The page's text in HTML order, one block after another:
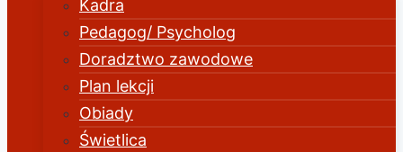
Kadra
Pedagog/ Psycholog
Doradztwo zawodowe
Plan lekcji
Obiady
Świetlica